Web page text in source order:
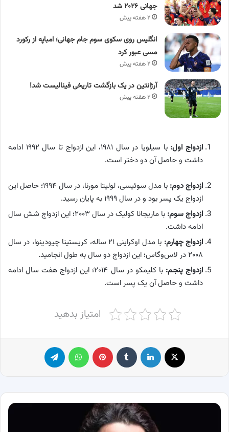
جهانی ۲۰۲۶ شد
۲ هفته پیش
انگلیس روی سکوی سوم جام جهانی؛ امباپه از رکورد
مسی عبور کرد
۲ هفته پیش
آرژانتین در یک بازگشت تاریخی فینالیست شد!
۲ هفته پیش
ازدواج اول:
با سیلویا در سال ۱۹۸۱، این ازدواج تا سال ۱۹۹۲ ادامه
داشت و حاصل آن دو دختر است.
ازدواج دوم:
با مدل سوئیسی، لولیتا مورنا، در سال ۱۹۹۴؛ حاصل این
ازدواج یک پسر بود و در سال ۱۹۹۹ به پایان رسید.
ازدواج سوم:
با ماریجانا کولیک در سال ۲۰۰۳؛ این ازدواج شش سال
ادامه داشت.
ازدواج چهارم:
با مدل اوکراینی ۲۱ ساله، کریستینا چیودینوا، در سال
۲۰۰۸ در لاس‌وگاس؛ این ازدواج دو سال به طول انجامید.
ازدواج پنجم:
با کلیمکو در سال ۲۰۱۴؛ این ازدواج هفت سال ادامه
داشت و حاصل آن یک پسر است.
امتیاز بدهید
لینکدین ‫تامبلر پینترست
تازه